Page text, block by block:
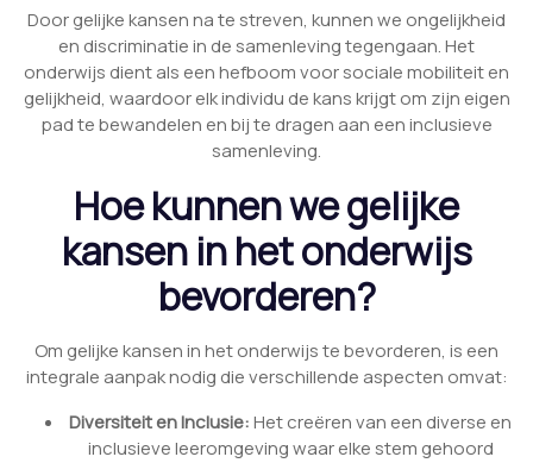
Door gelijke kansen na te streven, kunnen we ongelijkheid
en discriminatie in de samenleving tegengaan. Het
onderwijs dient als een hefboom voor sociale mobiliteit en
gelijkheid, waardoor elk individu de kans krijgt om zijn eigen
pad te bewandelen en bij te dragen aan een inclusieve
samenleving.
Hoe kunnen we gelijke
kansen in het onderwijs
bevorderen?
Om gelijke kansen in het onderwijs te bevorderen, is een
integrale aanpak nodig die verschillende aspecten omvat:
Diversiteit en Inclusie:Het creëren van een diverse en
inclusieve leeromgeving waar elke stem gehoord